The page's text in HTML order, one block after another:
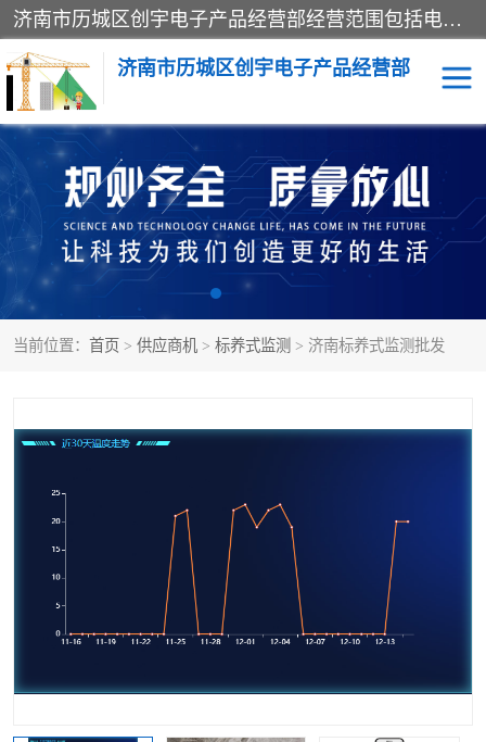
济南市历城区创宇电子产品经营部经营范围包括电子产品、起重机械配件、电气设备、仪器仪表、配电箱、监控设备的批发、零售；配电箱、仪器仪表（不含计量器）、工业自动化设备（不含特种设备、电力设备）的安装、维修。（依法须经批准的项目，经相关部门批准后方可开展经营活动）。
济南市历城区创宇电子产品经营部
当前位置： 首页 > 供应商机 > 标养式监测 > 济南标养式监测批发
标养式监测 吊钩可视化
钢丝绳监控 高支模
升降机 施工临电箱监测系统